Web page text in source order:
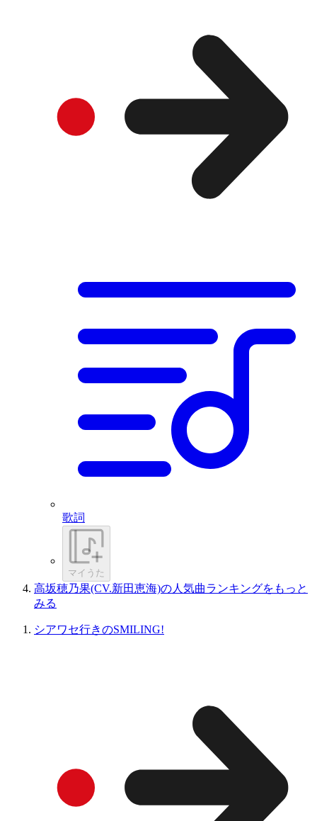
歌詞
マイうた
高坂穂乃果(CV.新田恵海)の人気曲ランキングをもっと
みる
シアワセ行きのSMILING!